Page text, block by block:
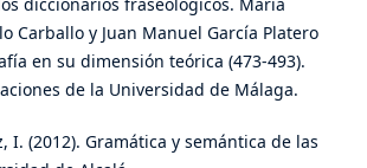
Carballo y Juan Manuel García Platero
en su dimensión teórica (473-493).
de la Universidad de Málaga.
I. (2012). Gramática y semántica de las